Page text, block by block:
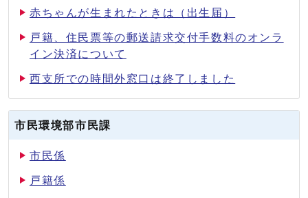
赤ちゃんが生まれたときは（出生届）
戸籍、住民票等の郵送請求交付手数料のオンラ
イン決済について
西支所での時間外窓口は終了しました
市民環境部市民課
市民係
戸籍係